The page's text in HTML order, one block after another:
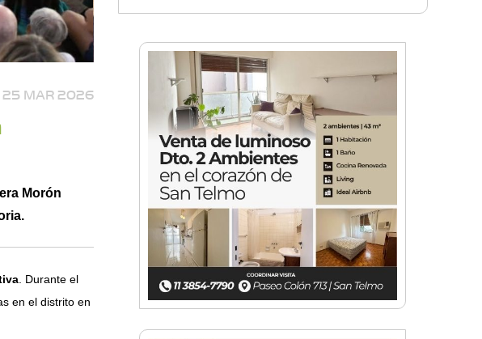
25 MAR 2026
Morón
. Durante el
en el distrito en
décadas de odontología en
Emiliano Brancciari inauguró
"El Banquito de Norita", el
nuevo ciclo cultural de la Casa
Museo Nora Cortiñas
No funcionará el Ferrocarril
Sarmiento por cuatro días
¡Sí, prometo! Miles de
estudiantes de Morón
prometieron lealtad a la
bandera
Empresas, emprendedores y
cultura se reunieron en Expo
Morón Se Muestra
Empezá a estudiar en agosto:
la Universidad de Morón abrió
las inscripciones para el
segundo cuatrimestre